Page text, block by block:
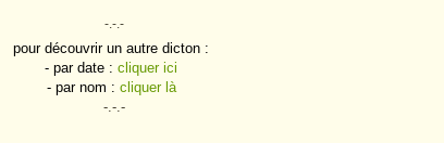
-.-.-
pour découvrir un autre dicton :
- par date : cliquer ici
- par nom : cliquer là
-.-.-